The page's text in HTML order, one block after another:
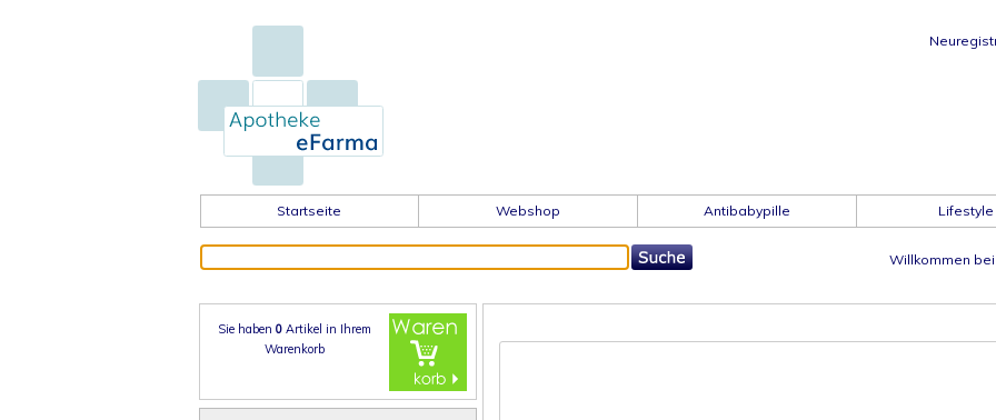
Startseite Webshop Antibabypille Lifestyle
Willkommen
Sie haben 0 Artikel in Ihrem
Warenkorb